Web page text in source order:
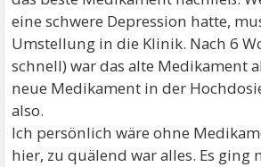
eine schwere Depression hatte,
Umstellung in die Klinik. Nach 6
schnell) war das alte Medikament
neue Medikament in der
also.
Ich persönlich wäre ohne
hier, zu quälend war alles. Es ging